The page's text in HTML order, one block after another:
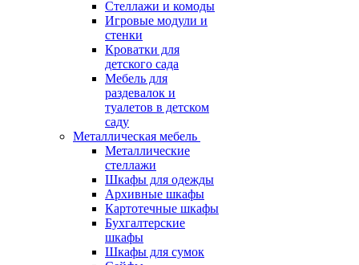
Стеллажи и комоды
Игровые модули и
стенки
Кроватки для
детского сада
Мебель для
раздевалок и
туалетов в детском
саду
Металлическая мебель
Металлические
стеллажи
Шкафы для одежды
Архивные шкафы
Картотечные шкафы
Бухгалтерские
шкафы
Шкафы для сумок